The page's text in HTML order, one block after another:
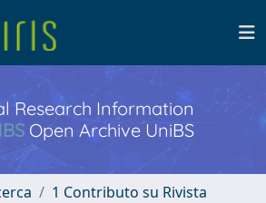
Research Information
Open Archive UniBS
1 Contributo su Rivista